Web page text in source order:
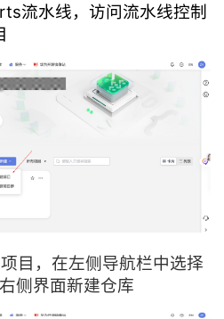
流水线，访问流水线控制
目，在左侧导航栏中选择
侧界面新建仓库